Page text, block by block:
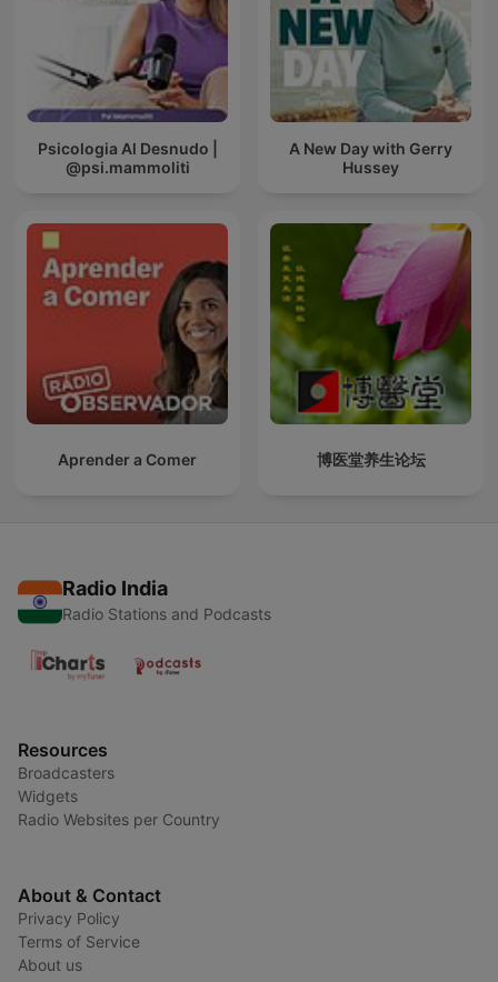
Psicologia Al Desnudo |
@psi.mammoliti
A New Day with Gerry
Hussey
Aprender a Comer 博医堂养生论坛
Radio India
Radio Stations and Podcasts
Resources
Broadcasters
Widgets
Radio Websites per Country
About & Contact
Privacy Policy
Terms of Service
About us